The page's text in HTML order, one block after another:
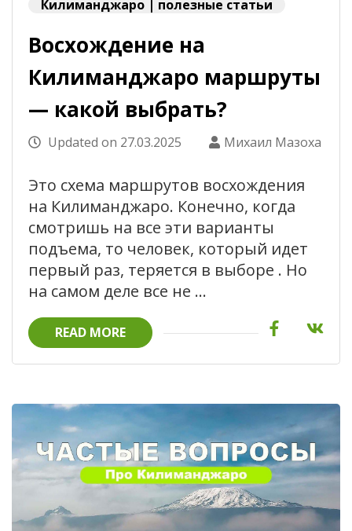
Килиманджаро | полезные статьи
Восхождение на
Килиманджаро маршруты
— какой выбрать?
Updated on 27.03.2025 Михаил Мазоха
Это схема маршрутов восхождения
на Килиманджаро. Конечно, когда
смотришь на все эти варианты
подъема, то человек, который идет
первый раз, теряется в выборе . Но
на самом деле все не …
READ MORE